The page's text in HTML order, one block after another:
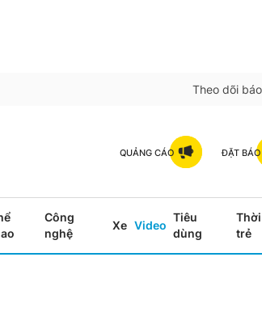
Theo dõi
QUẢNG CÁO ĐẶT BÁO
Công
nghệ
Xe Video
Tiêu
dùng
trẻ